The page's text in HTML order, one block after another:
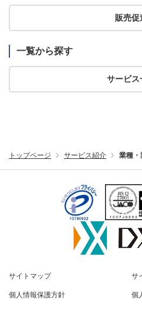
販売促
一覧から探す
サービス
トップページ サービス紹介 業種・
サイトマップ サ
個人情報保護方針 個